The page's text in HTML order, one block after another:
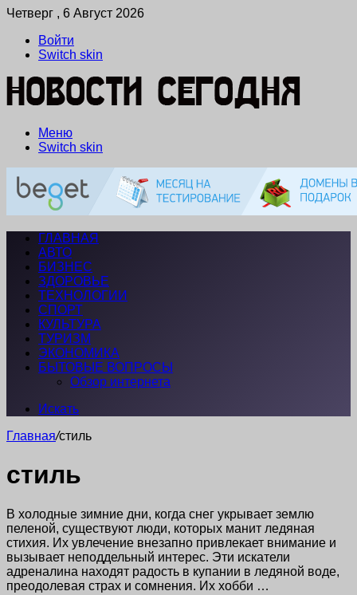
Четверг , 6 Август 2026
Войти
Switch skin
Меню
Switch skin
ГЛАВНАЯ
АВТО
БИЗНЕС
ЗДОРОВЬЕ
ТЕХНОЛОГИИ
СПОРТ
КУЛЬТУРА
ТУРИЗМ
ЭКОНОМИКА
БЫТОВЫЕ ВОПРОСЫ
Обзор интернета
Искать
Главная/стиль
стиль
В холодные зимние дни, когда снег укрывает землю
пеленой, существуют люди, которых манит ледяная
стихия. Их увлечение внезапно привлекает внимание и
вызывает неподдельный интерес. Эти искатели
адреналина находят радость в купании в ледяной воде,
преодолевая страх и сомнения. Их хобби …